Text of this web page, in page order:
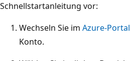
Schnellstartanleitung vor:
Wechseln Sie im Azure-Portal
Konto.